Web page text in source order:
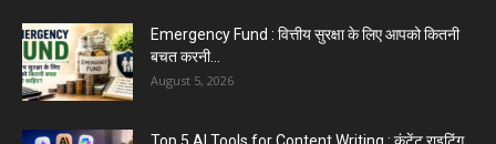
Emergency Fund : वित्तीय सुरक्षा के लिए आपको कितनी
बचत करनी...
August 5, 2026
Top 5 AI Tools for Content Writing : कंटेंट राइटिंग